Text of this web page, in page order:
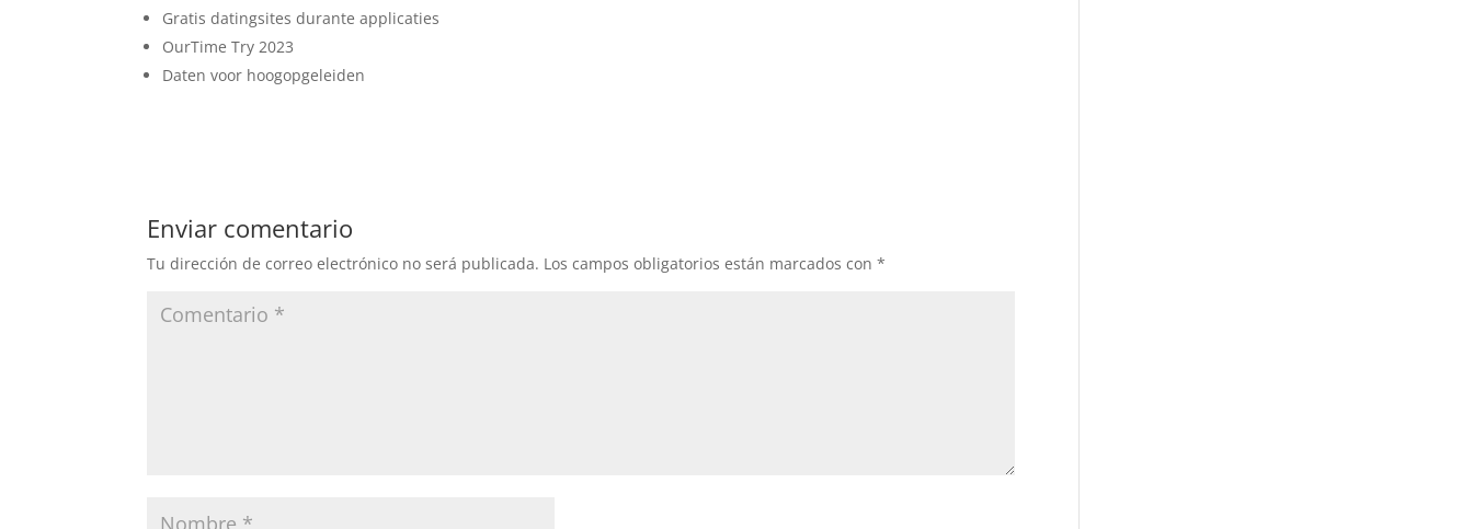
Gratis datingsites durante applicaties
OurTime Try 2023
Daten voor hoogopgeleiden
Enviar comentario
Tu dirección de correo electrónico no será publicada. Los campos obligatorios están marcados con*